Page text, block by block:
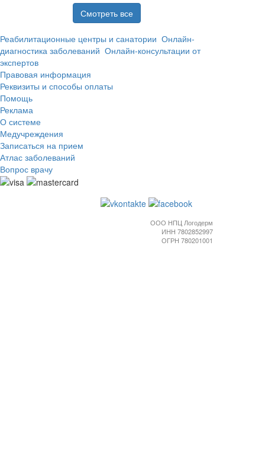
Смотреть все
Реабилитационные центры и санатории Онлайн-
диагностика заболеваний Онлайн-консультации от
экспертов
Правовая информация
Реквизиты и способы оплаты
Помощь
Реклама
О системе
Медучреждения
Записаться на прием
Атлас заболеваний
Вопрос врачу
ООО НПЦ Логодерм
ИНН 7802852997
ОГРН 780201001